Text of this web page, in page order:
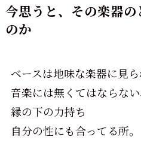
今思うと、その楽器
のか
ベースは地味な楽器に見
音楽には無くてはならな
縁の下の力持ち
自分の性にも合ってる所。